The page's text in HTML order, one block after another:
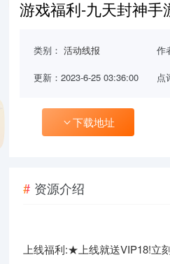
游戏福利-九天封神手
类别：活动线报 作
更新：2023-6-25 03:36:00 点
下载地址
资源介绍
上线福利:★上线就送VIP18!立